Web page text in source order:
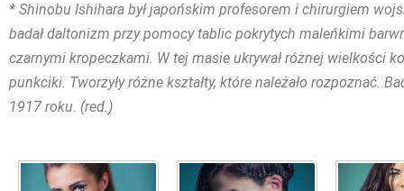
* Shinobu Ishihara był japońskim profesorem i chirurgiem
badał daltonizm przy pomocy tablic pokrytych maleńkimi
czarnymi kropeczkami. W tej masie ukrywał różnej wielkości
punkciki. Tworzyły różne kształty, które należało rozpoznać.
1917 roku. (red.)